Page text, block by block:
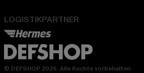
LOGISTIKPARTNER
© DEFSHOP 2026. Alle Rechte vorbehalten